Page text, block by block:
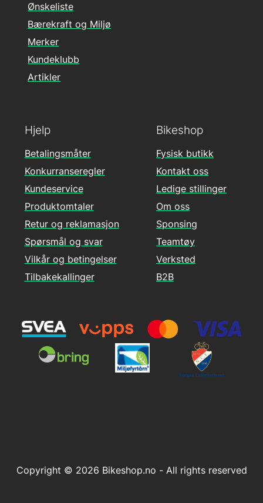
Hjelp
Betalingsmåter
Konkurranseregler
Kundeservice
Produktomtaler
Retur og reklamasjon
Spørsmål og svar
Vilkår og betingelser
Tilbakekallinger
Ønskeliste
Bærekraft og Miljø
Merker
Kundeklubb
Artikler
Bikeshop
Fysisk butikk
Kontakt oss
Ledige stillinger
Om oss
Sponsing
Teamtøy
Verksted
B2B
Copyright © 2026 Bikeshop.no - All rights reserved